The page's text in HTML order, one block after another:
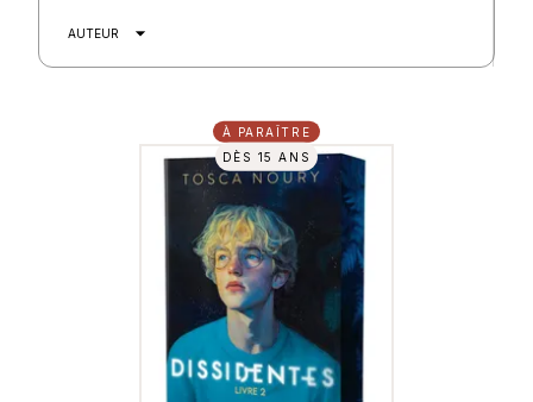
AUTEUR arrow_drop_down
À PARAÎTRE
DÈS 15 ANS